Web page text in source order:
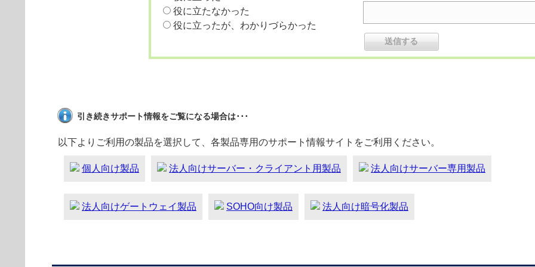
役に立たなかった
役に立ったが、わかりづらかった
引き続きサポート情報をご覧になる場合は･･･
以下よりご利用の製品を選択して、各製品専用のサポート情報サイトをご利用ください。
個人向け製品 法人向けサーバー・クライアント用製品 法人向けサーバー専用製品
法人向けゲートウェイ製品 SOHO向け製品 法人向け暗号化製品